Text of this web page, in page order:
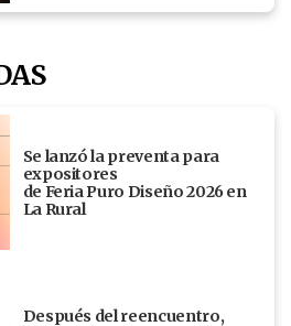
Se lanzó la preventa para
expositores
de Feria Puro Diseño 2026 en
La Rural
Después del reencuentro,